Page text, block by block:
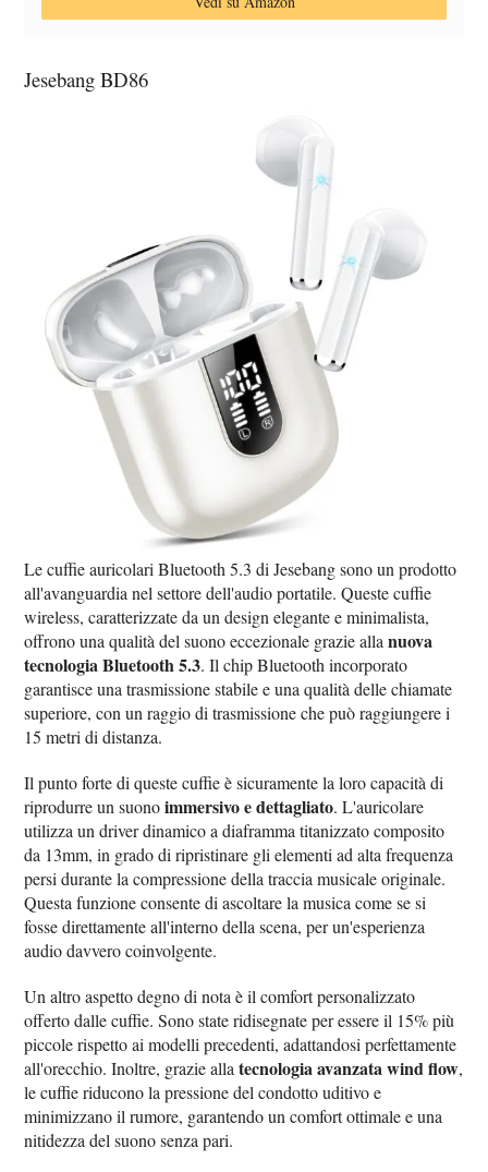
Jesebang BD86
Le cuffie auricolari Bluetooth 5.3 di Jesebang sono un prodotto
all'avanguardia nel settore dell'audio portatile. Queste cuffie
wireless, caratterizzate da un design elegante e minimalista,
offrono una qualità del suono eccezionale grazie allanuova
tecnologia Bluetooth 5.3. Il chip Bluetooth incorporato
garantisce una trasmissione stabile e una qualità delle chiamate
superiore, con un raggio di trasmissione che può raggiungere i
15 metri di distanza.
Il punto forte di queste cuffie è sicuramente la loro capacità di
riprodurre un suonoimmersivo e dettagliato. L'auricolare
utilizza un driver dinamico a diaframma titanizzato composito
da 13mm, in grado di ripristinare gli elementi ad alta frequenza
persi durante la compressione della traccia musicale originale.
Questa funzione consente di ascoltare la musica come se si
fosse direttamente all'interno della scena, per un'esperienza
audio davvero coinvolgente.
Un altro aspetto degno di nota è il comfort personalizzato
offerto dalle cuffie. Sono state ridisegnate per essere il 15% più
piccole rispetto ai modelli precedenti, adattandosi perfettamente
all'orecchio. Inoltre, grazie allatecnologia avanzata wind flow,
le cuffie riducono la pressione del condotto uditivo e
minimizzano il rumore, garantendo un comfort ottimale e una
nitidezza del suono senza pari.